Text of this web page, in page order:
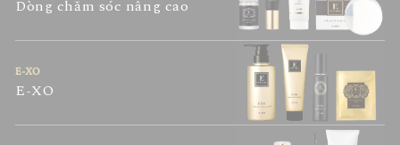
Dòng chăm sóc nâng cao
E-XO
E-XO